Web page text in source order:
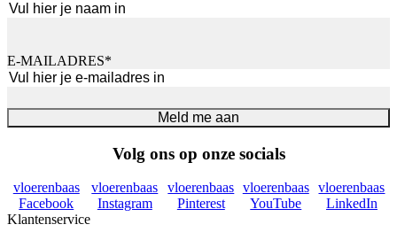
E-MAILADRES*
Meld me aan
Volg ons op onze socials
vloerenbaas
Facebook
vloerenbaas
Instagram
vloerenbaas
Pinterest
vloerenbaas
YouTube
vloerenbaas
LinkedIn
Klantenservice